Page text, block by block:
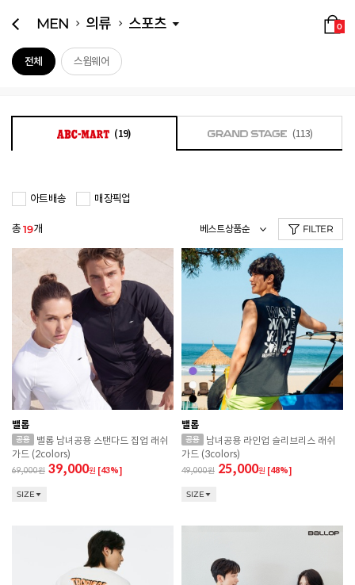
MEN 의류 스포츠 0
전체 스윔웨어
(19) (113)
아트배송 매장픽업
총19개 FILTER
밸롭
밸롭 남녀공용 스탠다드 집업 래쉬
가드 (2colors)
69,000 39,000원 [43%]
SIZE
밸롭
남녀공용 라인업 슬리브리스 래쉬
가드 (3colors)
49,000 25,000원 [48%]
SIZE